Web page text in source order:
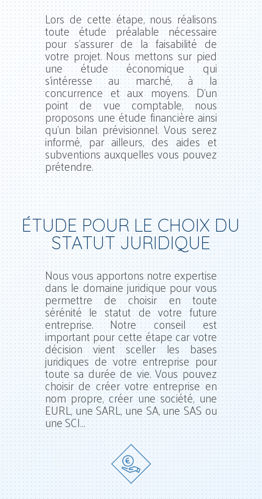
Lors de cette étape, nous réalisons
toute étude préalable nécessaire
pour s’assurer de la faisabilité de
votre projet. Nous mettons sur pied
une étude économique qui
s’intéresse au marché, à la
concurrence et aux moyens. D’un
point de vue comptable, nous
proposons une étude financière ainsi
qu’un bilan prévisionnel. Vous serez
informé, par ailleurs, des aides et
subventions auxquelles vous pouvez
prétendre.
ÉTUDE POUR LE CHOIX DU
STATUT JURIDIQUE
Nous vous apportons notre expertise
dans le domaine juridique pour vous
permettre de choisir en toute
sérénité le statut de votre future
entreprise. Notre conseil est
important pour cette étape car votre
décision vient sceller les bases
juridiques de votre entreprise pour
toute sa durée de vie. Vous pouvez
choisir de créer votre entreprise en
nom propre, créer une société, une
EURL, une SARL, une SA, une SAS ou
une SCI…